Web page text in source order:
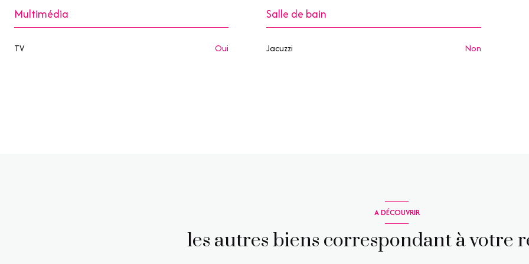
Multimédia
TV oui
Salle de bain
Jacuzzi non
A DÉCOUVRIR
les autres biens correspondant à votre